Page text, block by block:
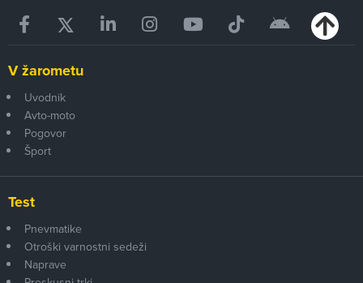
V žarometu
Uvodnik
Avto-moto
Pogovor
Šport
Test
Pnevmatike
Otroški varnostni sedeži
Naprave